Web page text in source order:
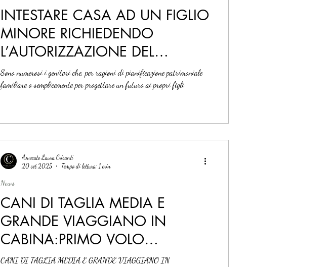
INTESTARE CASA AD UN FIGLIO
MINORE RICHIEDENDO
L’AUTORIZZAZIONE DEL
GIUDICE TUTELARE
Sono numerosi i genitori che, per ragioni di pianificazione patrimoniale
familiare o semplicemente per progettare un futuro ai propri figli
CANI DI TAGLIA MEDIA E
GRANDE VIAGGIANO IN
CABINA:PRIMO VOLO
SPERIMENTALE ITA AIRWAYS
CANI DI TAGLIA MEDIA E GRANDE VIAGGIANO IN
News
Avvocato Laura Crisanti
20 set 2025
Tempo di lettura: 1 min